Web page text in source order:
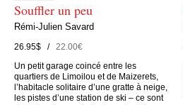
Souffler un peu
Rémi-Julien Savard
26.95$ /22.00€
Un petit garage coincé entre les
quartiers de Limoilou et de Maizerets,
l’habitacle solitaire d’une gratte à neige,
les pistes d’une station de ski – ce sont